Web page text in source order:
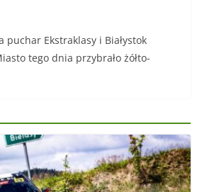
puchar Ekstraklasy i Białystok
tego dnia przybrało żółto-